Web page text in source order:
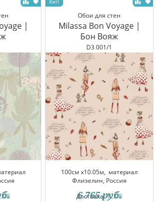
|
Обои для стен
Milassa Bon Voyage |
Бон Вояж
D3 001/1
100см x10.05м, материал
Флизелин, Россия
Доставка:12.08
6 765 руб.